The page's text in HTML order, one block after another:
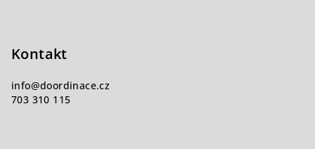
Kontakt
info@doordinace.cz
703 310 115